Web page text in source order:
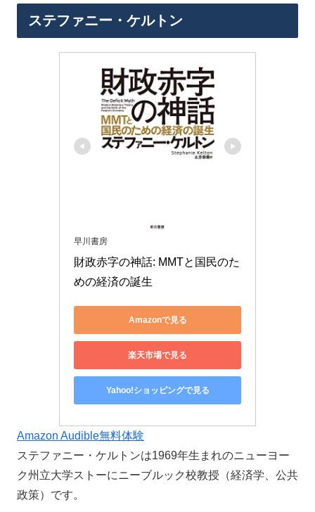
ステファニー・ケルトン
早川書房
財政赤字の神話: MMTと国民のた
めの経済の誕生
Amazonで見る
楽天市場で見る
Yahoo!ショッピングで見る
Amazon Audible無料体験
ステファニー・ケルトンは1969年生まれのニューヨー
ク州立大学ストーにニーブルック校教授（経済学、公共
政策）です。